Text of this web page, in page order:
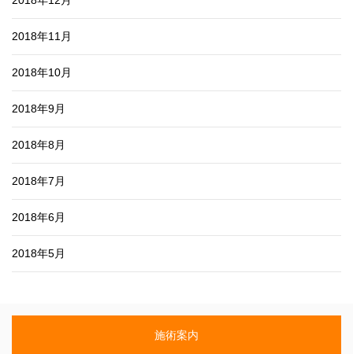
2018年11月
2018年10月
2018年9月
2018年8月
2018年7月
2018年6月
2018年5月
施術案内